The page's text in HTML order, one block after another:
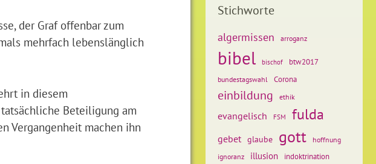
der Graf offenbar zum
mehrfach lebenslänglich
in diesem
Beteiligung am
Vergangenheit machen ihn
Stichworte
algermissen arroganz
bibel bischof btw2017
bundestagswahl Corona
einbildung ethik
evangelisch FSM fulda
gebet glaube gott
hoffnung
ignoranz
illusion indoktrination